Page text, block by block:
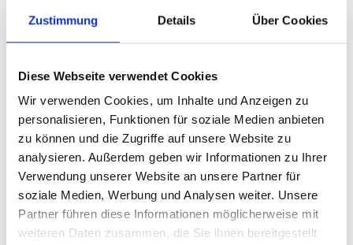
Zustimmung Details Über Cookies
Diese Webseite verwendet Cookies
Wir verwenden Cookies, um Inhalte und Anzeigen zu
personalisieren, Funktionen für soziale Medien anbieten
zu können und die Zugriffe auf unsere Website zu
analysieren. Außerdem geben wir Informationen zu Ihrer
Verwendung unserer Website an unsere Partner für
soziale Medien, Werbung und Analysen weiter. Unsere
Partner führen diese Informationen möglicherweise mit
weiteren Daten zusammen, die Sie ihnen bereitgestellt
Neugestaltung des Logos und der
Internetseite
auch mit einem neuen Aussehen der digitalen
Medien präsentieren. Wir haben unser Logo
erneuern lassen und es in einem moderieren,
schlichteren Stil gestalten lassen. Dabei sind wir aber
unserer Hausfarbe treu geblieben.
(mehr …)